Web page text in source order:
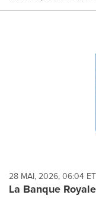
28 MAI, 2026, 06:04 ET
La Banque